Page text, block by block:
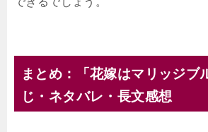
まとめ：「花嫁はマリッジブ
じ・ネタバレ・長文感想